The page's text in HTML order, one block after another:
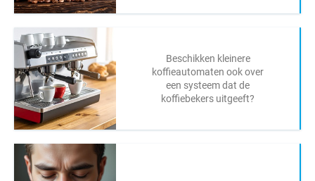
Beschikken kleinere
koffieautomaten ook over
een systeem dat de
koffiebekers uitgeeft?